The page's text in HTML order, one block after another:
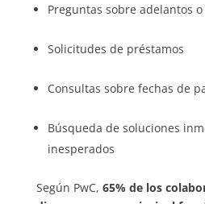
Preguntas sobre adelantos
Solicitudes de préstamos
Consultas sobre fechas de
Búsqueda de soluciones
inesperados
Según PwC, 65% de los